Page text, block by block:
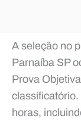
A seleção no
Parnaíba SP
Prova
classificatório.
horas,